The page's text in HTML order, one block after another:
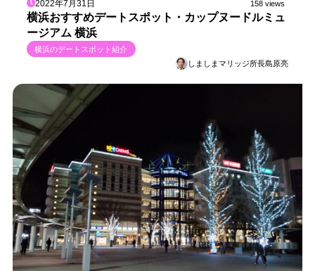
2022年7月31日 158 views
横浜おすすめデートスポット・カップヌードルミュ
ージアム 横浜
横浜のデートスポット紹介
しましまマリッジ所長島原亮